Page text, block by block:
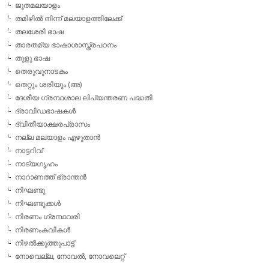
ജൂതമലയാളം
തമിഴില്‍ നിന്ന് മലയാളത്തിലേക്ക്
തലശേരി ഭാഷ
താരതമ്യ ഭാഷാശാസ്ത്രപഠനം
തുളു ഭാഷ
തെരുവുനാടകം
തെറ്റും ശരിയും (അ)
ദേശീയ ഗ്രന്ഥശാല ലിപ്യന്തരണ പദ്ധതി
ദ്രാവിഡഭാഷകള്‍
ദ്വിതീയാക്ഷരപ്രാസം
നല്ല മലയാളം എഴുതാന്‍
നാട്ടറിവ്
നാട്യഗൃഹം
നാറാണത്ത് ഭ്രാന്തന്‍
നിഘണ്ടു
നിഘണ്ടുക്കള്‍
നിരണം ഗ്രന്ഥവരി
നിരണംകവികള്‍
നിഴല്‍ക്കുത്തുപാട്ട്
നോവെല്ല, നോവല്‍, നോവലെറ്റ്